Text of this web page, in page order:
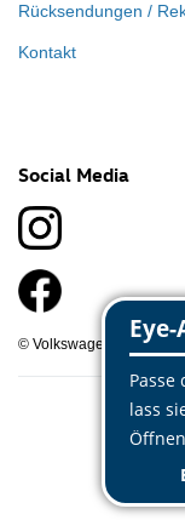
Rücksendungen /
Kontakt
Social Media
© Volkswagen Classic